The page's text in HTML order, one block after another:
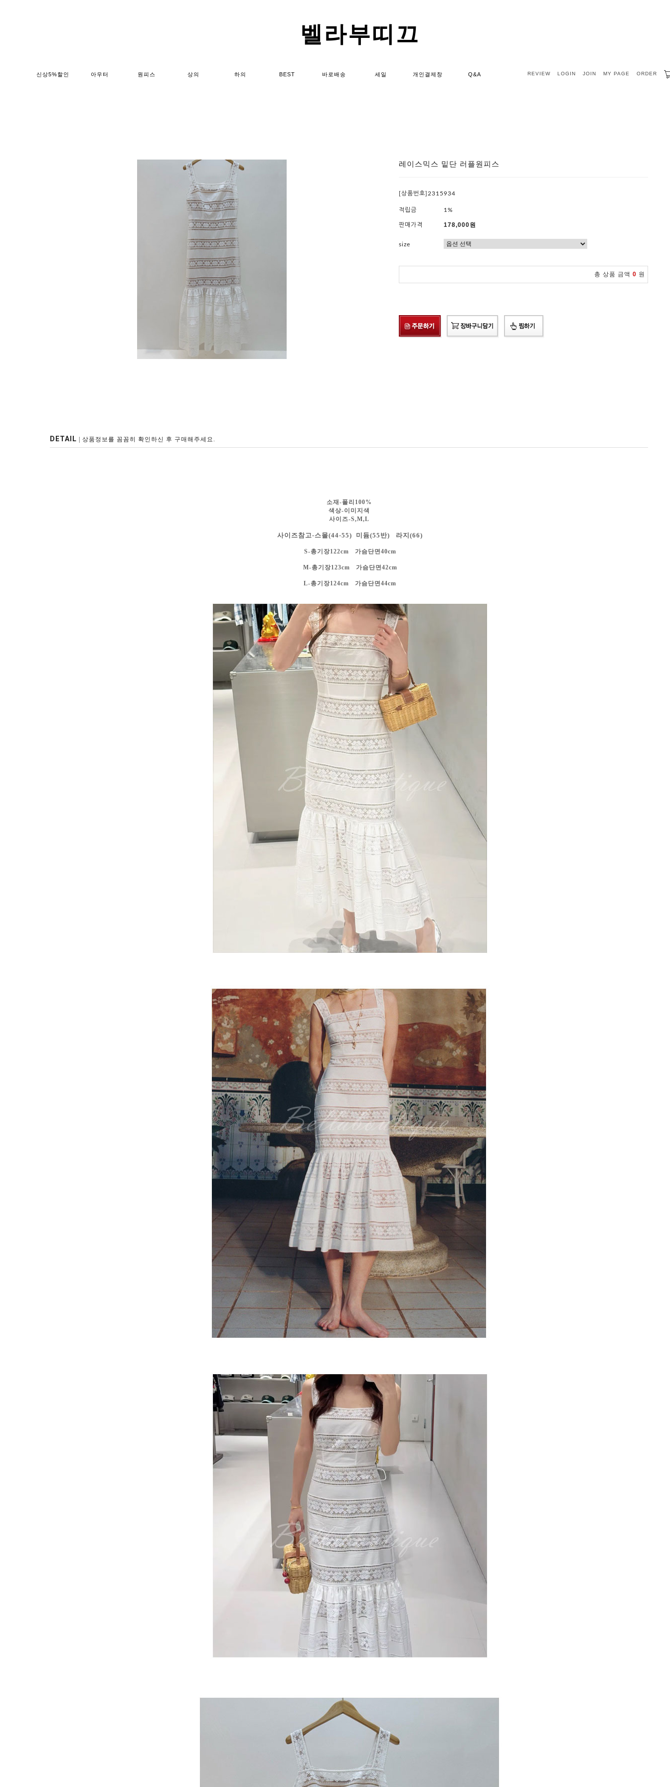
벨라부띠끄
REVIEW LOGIN JOIN MY PAGE ORDER
신상5%할인 아우터 원피스 상의 하의 BEST 바로배송 세일 개인결제창 Q&A
레이스믹스 밑단 러플원피스
[상품번호]2315934
적립금 1%
판매가격 178,000원
size
총 상품 금액 0 원
DETAIL | 상품정보를 꼼꼼히 확인하신 후 구매해주세요.
소재-폴리100%
색상-이미지색
사이즈-S,M,L
사이즈참고-스몰(44-55) 미듐(55반) 라지(66)
S-총기장122cm 가슴단면40cm
M-총기장123cm 가슴단면42cm
L-총기장124cm 가슴단면44cm